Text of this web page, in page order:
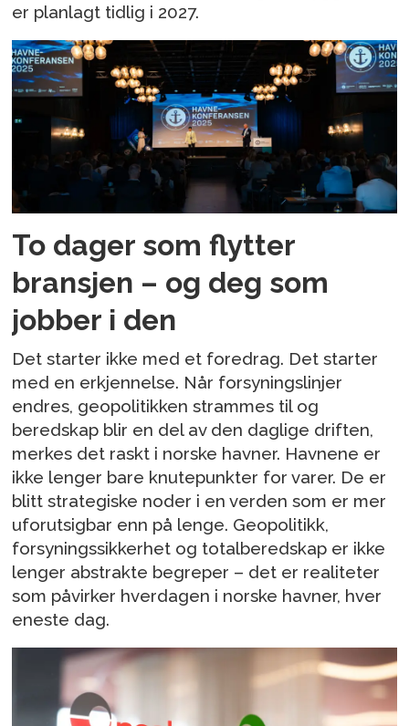
er planlagt tidlig i 2027.
To dager som flytter
bransjen – og deg som
jobber i den
Det starter ikke med et foredrag. Det starter
med en erkjennelse. Når forsyningslinjer
endres, geopolitikken strammes til og
beredskap blir en del av den daglige driften,
merkes det raskt i norske havner. Havnene er
ikke lenger bare knutepunkter for varer. De er
blitt strategiske noder i en verden som er mer
uforutsigbar enn på lenge. Geopolitikk,
forsyningssikkerhet og totalberedskap er ikke
lenger abstrakte begreper – det er realiteter
som påvirker hverdagen i norske havner, hver
eneste dag.